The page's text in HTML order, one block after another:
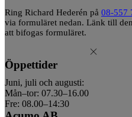
Ring Richard Hederén på 08-557
via formuläret nedan. Länk till
att bifogas formuläret.
Öppettider
Juni, juli och augusti:
Mån–tor: 07.30–16.00
Fre: 08.00–14:30